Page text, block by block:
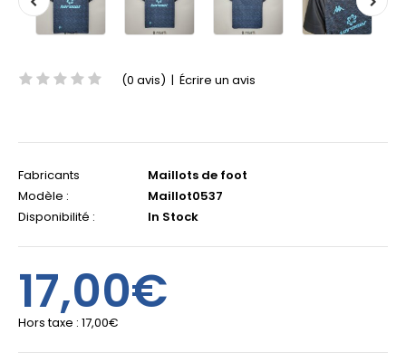
(0 avis) | Écrire un avis
Fabricants
Maillots de foot
Modèle :
Maillot0537
Disponibilité :
In Stock
17,00€
Hors taxe : 17,00€